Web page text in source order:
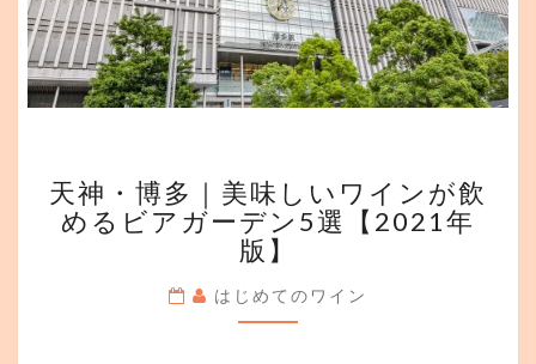
神・
博
多
美
味
天神・博多｜美味しいワインが飲
めるビアガーデン5選【2021年
版】
はじめてのワイン